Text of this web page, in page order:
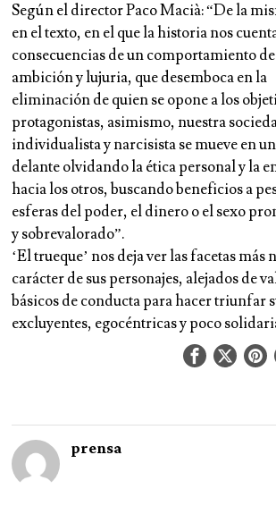
Según el director Paco Macià: “De la
en el texto, en el que la historia nos
consecuencias de un comportamiento
ambición y lujuria, que desemboca en la
eliminación de quien se opone a los
protagonistas, asimismo, nuestra
individualista y narcisista se mueve en
delante olvidando la ética personal y la
hacia los otros, buscando beneficios a
esferas del poder, el dinero o el sexo
y sobrevalorado”.
‘El trueque’ nos deja ver las facetas más
carácter de sus personajes, alejados de
básicos de conducta para hacer triunfar
excluyentes, egocéntricas y poco
prensa